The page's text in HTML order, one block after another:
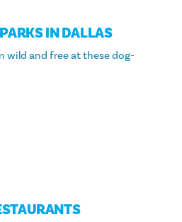
IN DALLAS
wild and free at these dog-